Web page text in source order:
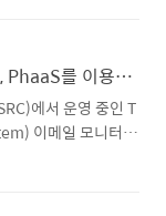
화가 모두 완료됩
스 로딩 (File..
로드 기능을 제공
신, 사용자 정보 전
악성 기능이 숨겨져
1. 사용자 정보 전송
, 브라우저 환경 정
국세청 및 금융기관 사칭, PhaaS를 이용한 기업 타겟형 피싱메일 주의
에서 운영 중인 T
이메일 모니터링
기업을 겨냥한 피